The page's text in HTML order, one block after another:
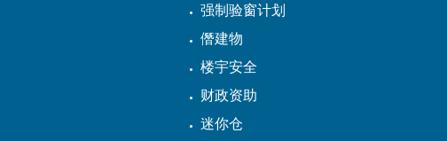
强制验窗计划
僭建物
楼宇安全
财政资助
迷你仓